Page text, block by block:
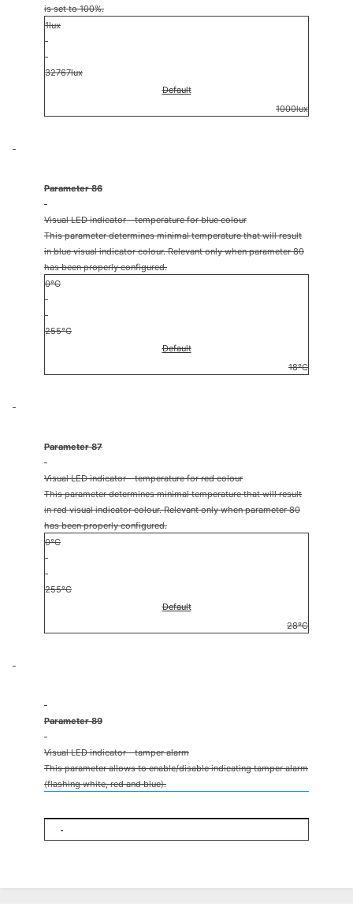
is set to 100%.
1lux
32767lux
Default
1000lux
Parameter 86
Visual LED indicator - temperature for blue colour
This parameter determines minimal temperature that will result
in blue visual indicator colour. Relevant only when parameter 80
has been properly configured.
0°C
255°C
Default
18°C
Parameter 87
Visual LED indicator - temperature for red colour
This parameter determines minimal temperature that will result
in red visual indicator colour. Relevant only when parameter 80
has been properly configured.
0°C
255°C
Default
28°C
Parameter 89
Visual LED indicator - tamper alarm
This parameter allows to enable/disable indicating tamper alarm
(flashing white, red and blue).